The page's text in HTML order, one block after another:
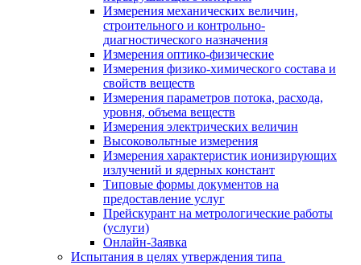
Измерения механических величин,
строительного и контрольно-
диагностического назначения
Измерения оптико-физические
Измерения физико-химического состава и
свойств веществ
Измерения параметров потока, расхода,
уровня, объема веществ
Измерения электрических величин
Высоковольтные измерения
Измерения характеристик ионизирующих
излучений и ядерных констант
Типовые формы документов на
предоставление услуг
Прейскурант на метрологические работы
(услуги)
Онлайн-Заявка
Испытания в целях утверждения типа